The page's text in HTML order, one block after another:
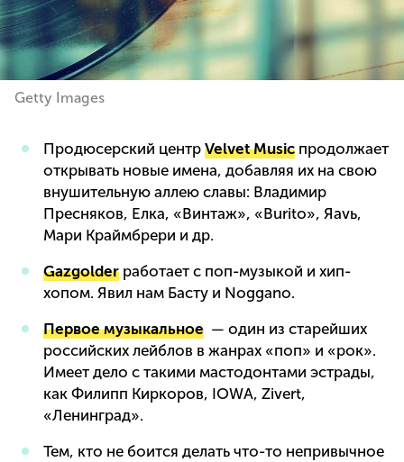
Getty Images
Продюсерский центр Velvet Music продолжает
открывать новые имена, добавляя их на свою
внушительную аллею славы: Владимир
Пресняков, Елка, «Винтаж», «Burito», Яavь,
Мари Краймбрери и др.
Gazgolder работает с поп-музыкой и хип-
хопом. Явил нам Басту и Noggano.
Первое музыкальное — один из старейших
российских лейблов в жанрах «поп» и «рок».
Имеет дело с такими мастодонтами эстрады,
как Филипп Киркоров, IOWA, Zivert,
«Ленинград».
Тем, кто не боится делать что-то непривычное